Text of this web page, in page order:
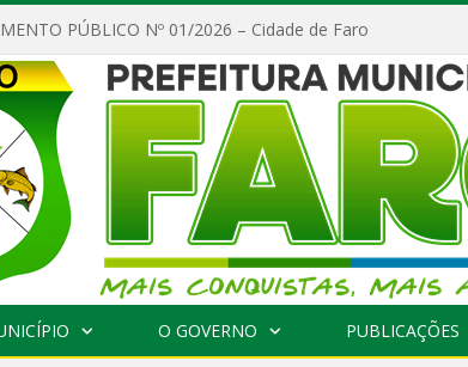
PÚBLICO Nº 01/2026 – Cidade de Faro
O GOVERNO PUBLICAÇÕES